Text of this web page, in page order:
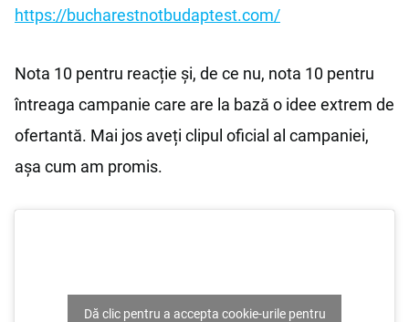
https://bucharestnotbudaptest.com/
Nota 10 pentru reacție și, de ce nu, nota 10 pentru
întreaga campanie care are la bază o idee extrem de
ofertantă. Mai jos aveți clipul oficial al campaniei,
așa cum am promis.
Dă clic pentru a accepta cookie-urile pentru